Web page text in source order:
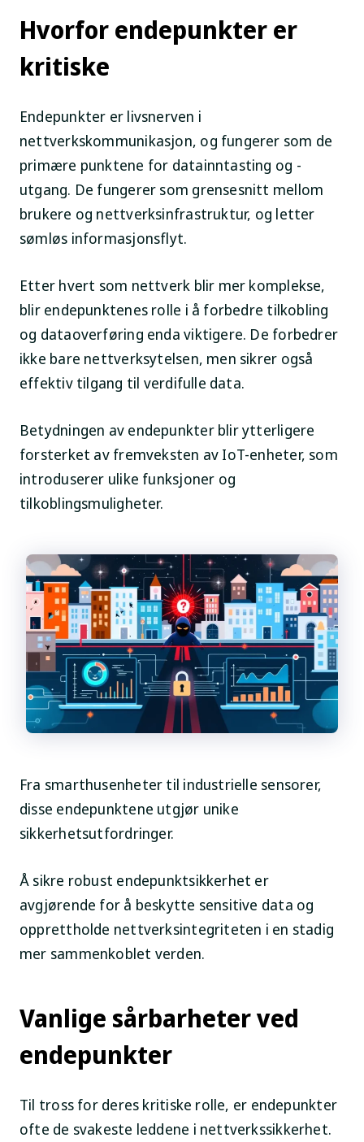
Hvorfor endepunkter er
kritiske
Endepunkter er livsnerven i
nettverkskommunikasjon, og fungerer som de
primære punktene for datainntasting og -
utgang. De fungerer som grensesnitt mellom
brukere og nettverksinfrastruktur, og letter
sømløs informasjonsflyt.
Etter hvert som nettverk blir mer komplekse,
blir endepunktenes rolle i å forbedre tilkobling
og dataoverføring enda viktigere. De forbedrer
ikke bare nettverksytelsen, men sikrer også
effektiv tilgang til verdifulle data.
Betydningen av endepunkter blir ytterligere
forsterket av fremveksten av IoT-enheter, som
introduserer ulike funksjoner og
tilkoblingsmuligheter.
Fra smarthusenheter til industrielle sensorer,
disse endepunktene utgjør unike
sikkerhetsutfordringer.
Å sikre robust endepunktsikkerhet er
avgjørende for å beskytte sensitive data og
opprettholde nettverksintegriteten i en stadig
mer sammenkoblet verden.
Vanlige sårbarheter ved
endepunkter
Til tross for deres kritiske rolle, er endepunkter
ofte de svakeste leddene i nettverkssikkerhet.